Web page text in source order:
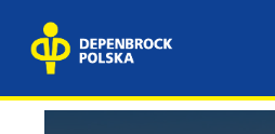
content